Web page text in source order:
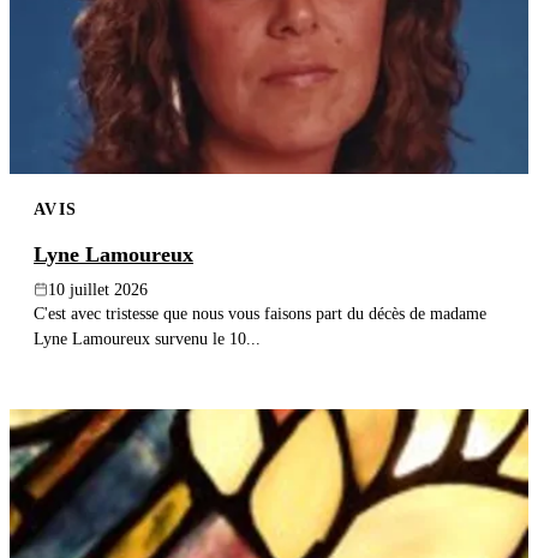
AVIS
Lyne Lamoureux
10 juillet 2026
C'est avec tristesse que nous vous faisons part du décès de madame
Lyne Lamoureux survenu le 10...